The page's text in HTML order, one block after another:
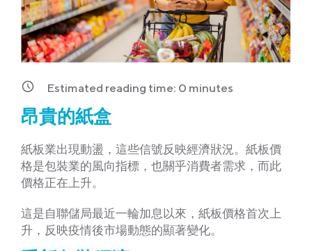
Estimated reading time: 0 minutes
昂貴的紙盒
紙板業出現動盪，這些信號反映經濟狀況。紙板價
格是包裝業的風向指標，也關乎消費者需求，而此
價格正在上升。
這是自聯儲局最近一輪加息以來，紙板價格首次上
升，反映疫情後市場動態的顯著變化。